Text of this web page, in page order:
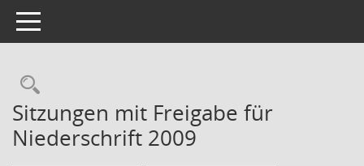
Toggle navigation
Rechercheauswahl
Sitzungen mit Freigabe für
Niederschrift 2009